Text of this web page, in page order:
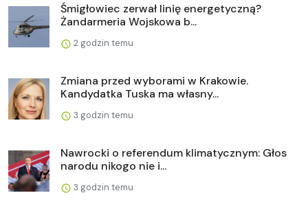
Śmigłowiec zerwał linię energetyczną?
Żandarmeria Wojskowa b...
2 godzin temu
Zmiana przed wyborami w Krakowie.
Kandydatka Tuska ma własny...
3 godzin temu
Nawrocki o referendum klimatycznym: Głos
narodu nikogo nie i...
3 godzin temu